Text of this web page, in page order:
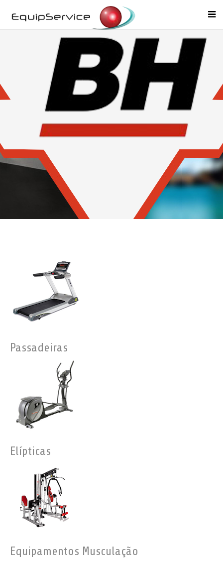
Passadeiras
Elípticas
Equipamentos Musculação